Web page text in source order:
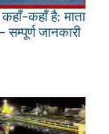
कहाँ है: माता
जानकारी